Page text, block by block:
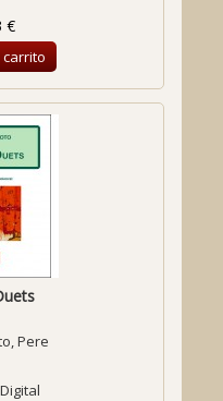
€
carrito
Pere